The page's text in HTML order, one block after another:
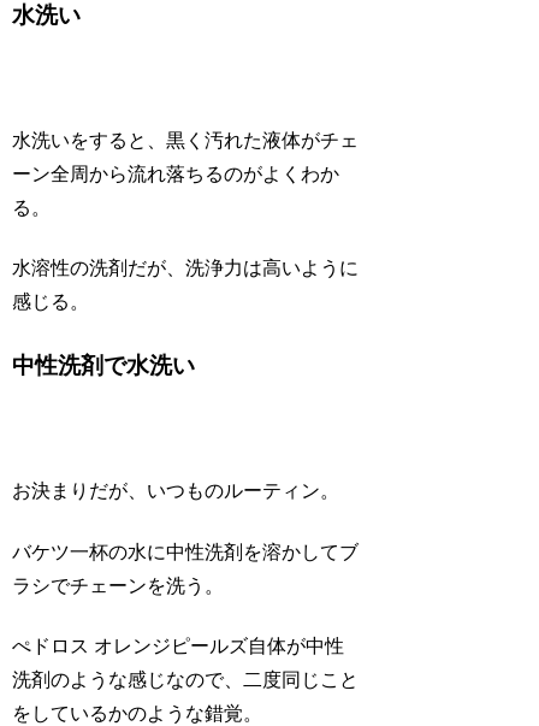
水洗い
水洗いをすると、黒く汚れた液体がチェ
ーン全周から流れ落ちるのがよくわか
る。
水溶性の洗剤だが、洗浄力は高いように
感じる。
中性洗剤で水洗い
お決まりだが、いつものルーティン。
バケツ一杯の水に中性洗剤を溶かしてブ
ラシでチェーンを洗う。
ぺドロス オレンジピールズ自体が中性
洗剤のような感じなので、二度同じこと
をしているかのような錯覚。